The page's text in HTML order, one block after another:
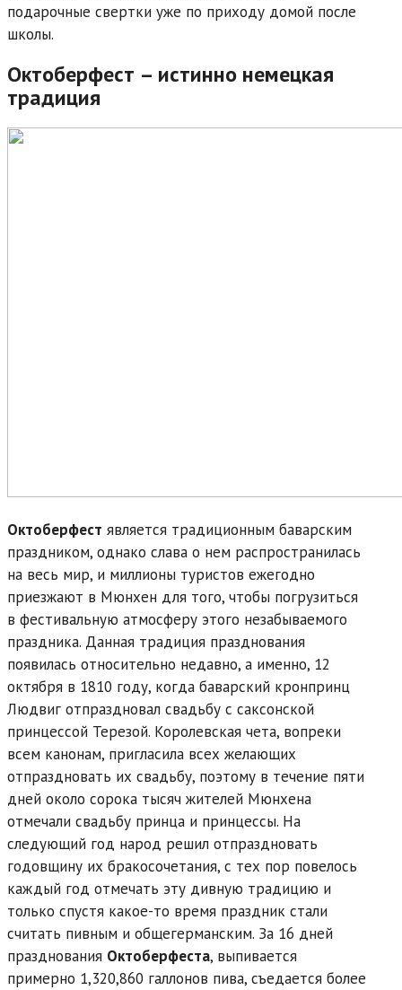
подарочные свертки уже по приходу домой после
школы.
Октоберфест – истинно немецкая
традиция
Октоберфест является традиционным баварским
праздником, однако слава о нем распространилась
на весь мир, и миллионы туристов ежегодно
приезжают в Мюнхен для того, чтобы погрузиться
в фестивальную атмосферу этого незабываемого
праздника. Данная традиция празднования
появилась относительно недавно, а именно, 12
октября в 1810 году, когда баварский кронпринц
Людвиг отпраздновал свадьбу с саксонской
принцессой Терезой. Королевская чета, вопреки
всем канонам, пригласила всех желающих
отпраздновать их свадьбу, поэтому в течение пяти
дней около сорока тысяч жителей Мюнхена
отмечали свадьбу принца и принцессы. На
следующий год народ решил отпраздновать
годовщину их бракосочетания, с тех пор повелось
каждый год отмечать эту дивную традицию и
только спустя какое-то время праздник стали
считать пивным и общегерманским. За 16 дней
празднования Октоберфеста, выпивается
примерно 1,320,860 галлонов пива, съедается более